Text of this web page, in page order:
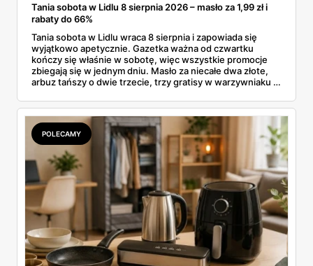
Tania sobota w Lidlu 8 sierpnia 2026 – masło za 1,99 zł i
rabaty do 66%
Tania sobota w Lidlu wraca 8 sierpnia i zapowiada się
wyjątkowo apetycznie. Gazetka ważna od czwartku
kończy się właśnie w sobotę, więc wszystkie promocje
zbiegają się w jednym dniu. Masło za niecałe dwa złote,
arbuz tańszy o dwie trzecie, trzy gratisy w warzywniaku i
całą sobotnią gazetkę Lidla strona po stronie i wybrałam
to, co naprawdę się opłaca.
POLECAMY